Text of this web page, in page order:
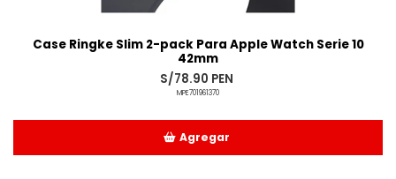
Case Ringke Slim 2-pack Para Apple Watch Serie 10
42mm
S/78.90 PEN
MPE701961370
Agregar